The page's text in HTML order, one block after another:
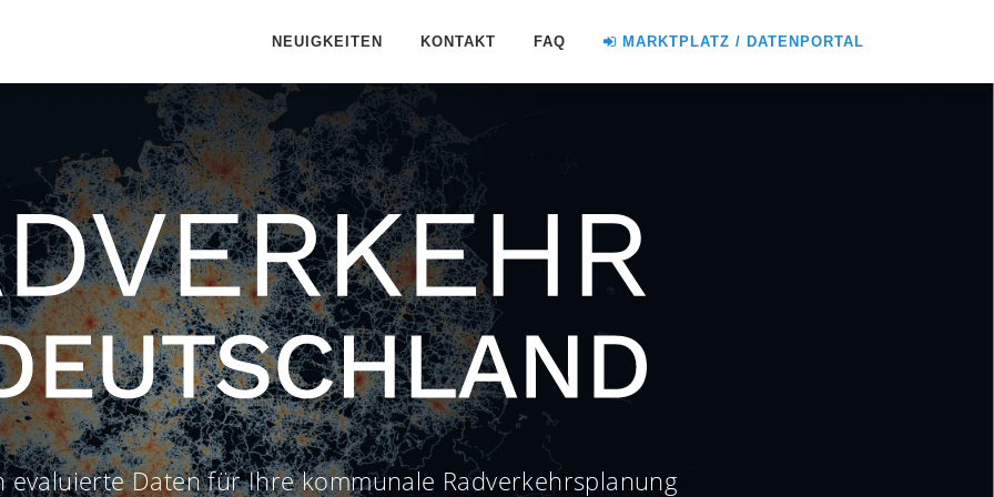
NEUIGKEITEN KONTAKT FAQ MARKTPLATZ / DATENPORTAL
evaluierte Daten für Ihre kommunale Radverkehrsplanung